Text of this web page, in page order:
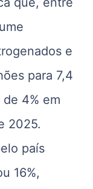
e
para 7,4
4% em
2025.
país
16%,